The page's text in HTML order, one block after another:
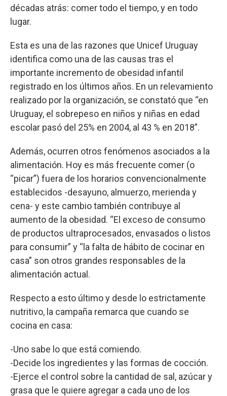
décadas atrás: comer todo el tiempo, y en todo
lugar.
Esta es una de las razones que Unicef Uruguay
identifica como una de las causas tras el
importante incremento de obesidad infantil
registrado en los últimos años. En un relevamiento
realizado por la organización, se constató que “en
Uruguay, el sobrepeso en niños y niñas en edad
escolar pasó del 25% en 2004, al 43 % en 2018”.
Además, ocurren otros fenómenos asociados a la
alimentación. Hoy es más frecuente comer (o
“picar”) fuera de los horarios convencionalmente
establecidos -desayuno, almuerzo, merienda y
cena- y este cambio también contribuye al
aumento de la obesidad. “El exceso de consumo
de productos ultraprocesados, envasados o listos
para consumir” y “la falta de hábito de cocinar en
casa” son otros grandes responsables de la
alimentación actual.
Respecto a esto último y desde lo estrictamente
nutritivo, la campaña remarca que cuando se
cocina en casa:
-Uno sabe lo que está comiendo.
-Decide los ingredientes y las formas de cocción.
-Ejerce el control sobre la cantidad de sal, azúcar y
grasa que le quiere agregar a cada uno de los